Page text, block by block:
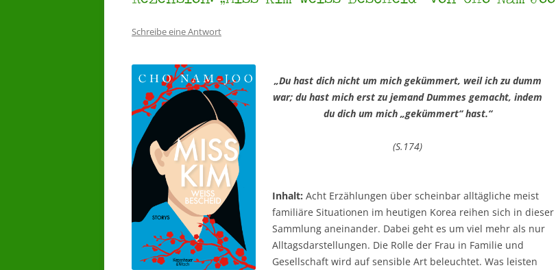
Schreibe eine Antwort
„Du hast dich nicht um mich gekümmert, weil ich zu dumm
war; du hast mich erst zu jemand Dummes gemacht, indem
du dich um mich „gekümmert“ hast.“
(S.174)
Inhalt: Acht Erzählungen über scheinbar alltägliche meist
familiäre Situationen im heutigen Korea reihen sich in dieser
Sammlung aneinander. Dabei geht es um viel mehr als nur
Alltagsdarstellungen. Die Rolle der Frau in Familie und
Gesellschaft wird auf sensible Art beleuchtet. Was leisten